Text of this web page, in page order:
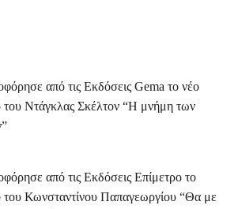
από τις Εκδόσεις Gema το νέο
του Ντάγκλας Σκέλτον “Η μνήμη των
από τις Εκδόσεις Επίμετρο το
του Κωνσταντίνου Παπαγεωργίου “Θα με